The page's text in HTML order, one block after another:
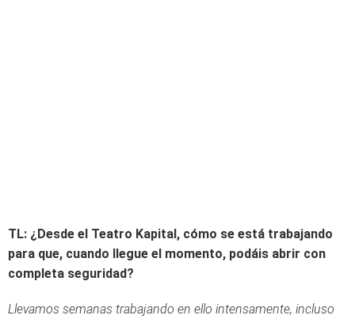
TL: ¿Desde el Teatro Kapital, cómo se está trabajando
para que, cuando llegue el momento, podáis abrir con
completa seguridad?
Llevamos semanas trabajando en ello intensamente, incluso